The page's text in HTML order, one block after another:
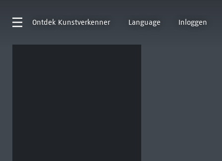
Ontdek Kunstverkenner Language Inloggen